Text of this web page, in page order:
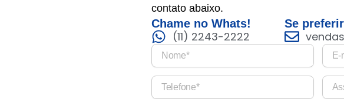
contato abaixo.
Chame no Whats!
(11) 2243-2222
Se
N
E
i
T
A